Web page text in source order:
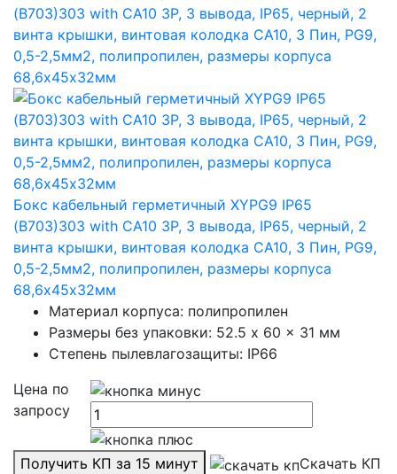
Бокс кабельный герметичный XYPG9 IP65
(B703)303 with CA10 3P, 3 вывода, IP65, черный, 2
винта крышки, винтовая колодка CA10, 3 Пин, PG9,
0,5-2,5мм2, полипропилен, размеры корпуса
68,6х45х32мм
Материал корпуса: полипропилен
Размеры без упаковки: 52.5 x 60 x 31 мм
Степень пылевлагозащиты: IP66
Цена по
запросу
Получить КП за 15 минут Скачать КП